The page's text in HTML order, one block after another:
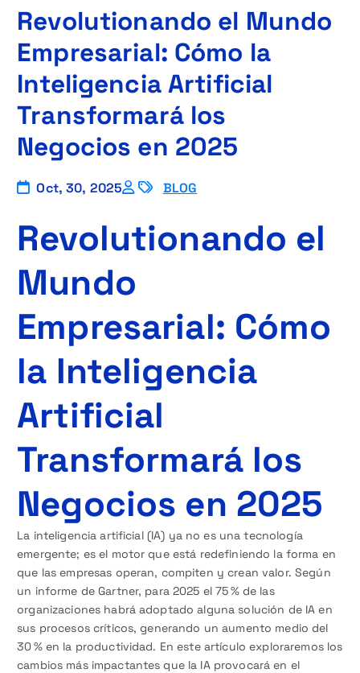
Revolutionando el Mundo
Empresarial: Cómo la
Inteligencia Artificial
Transformará los
Negocios en 2025
Oct, 30, 2025 BLOG
Revolutionando el
Mundo
Empresarial: Cómo
la Inteligencia
Artificial
Transformará los
Negocios en 2025
La inteligencia artificial (IA) ya no es una tecnología
emergente; es el motor que está redefiniendo la forma en
que las empresas operan, compiten y crean valor. Según
un informe de Gartner, para 2025 el 75 % de las
organizaciones habrá adoptado alguna solución de IA en
sus procesos críticos, generando un aumento medio del
30 % en la productividad. En este artículo exploraremos los
cambios más impactantes que la IA provocará en el